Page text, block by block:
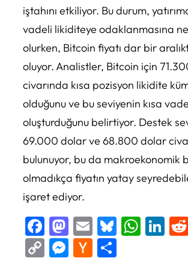
iştahını etkiliyor. Bu durum,
vadeli likiditeye odaklanmasına
olurken, Bitcoin fiyatı dar bir
oluyor. Analistler, Bitcoin için
civarında kısa pozisyon likidite
olduğunu ve bu seviyenin kısa
oluşturduğunu belirtiyor. Destek
69.000 dolar ve 68.800 dolar
bulunuyor, bu da makroekonomik
olmadıkça fiyatın yatay
işaret ediyor.
Facebook
Mastodon
EmailBluesky
CopyMessenger
Hacker